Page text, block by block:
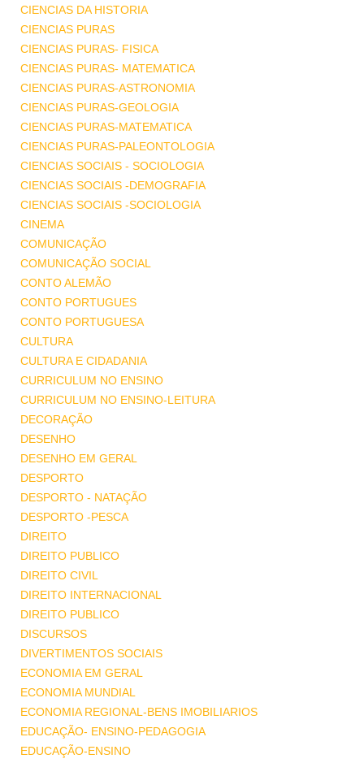
CIENCIAS DA HISTORIA
CIENCIAS PURAS
CIENCIAS PURAS- FISICA
CIENCIAS PURAS- MATEMATICA
CIENCIAS PURAS-ASTRONOMIA
CIENCIAS PURAS-GEOLOGIA
CIENCIAS PURAS-MATEMATICA
CIENCIAS PURAS-PALEONTOLOGIA
CIENCIAS SOCIAIS - SOCIOLOGIA
CIENCIAS SOCIAIS -DEMOGRAFIA
CIENCIAS SOCIAIS -SOCIOLOGIA
CINEMA
COMUNICAÇÃO
COMUNICAÇÃO SOCIAL
CONTO ALEMÃO
CONTO PORTUGUES
CONTO PORTUGUESA
CULTURA
CULTURA E CIDADANIA
CURRICULUM NO ENSINO
CURRICULUM NO ENSINO-LEITURA
DECORAÇÃO
DESENHO
DESENHO EM GERAL
DESPORTO
DESPORTO - NATAÇÃO
DESPORTO -PESCA
DIREITO
DIREITO PUBLICO
DIREITO CIVIL
DIREITO INTERNACIONAL
DIREITO PUBLICO
DISCURSOS
DIVERTIMENTOS SOCIAIS
ECONOMIA EM GERAL
ECONOMIA MUNDIAL
ECONOMIA REGIONAL-BENS IMOBILIARIOS
EDUCAÇÃO- ENSINO-PEDAGOGIA
EDUCAÇÃO-ENSINO